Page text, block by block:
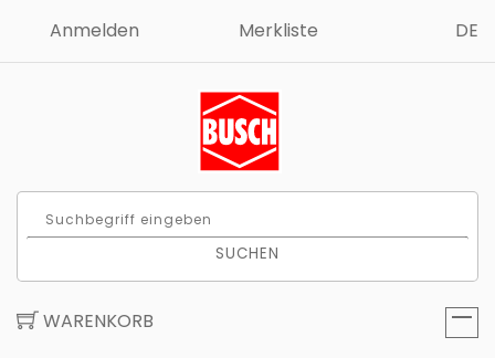
Anmelden Merkliste DE
SUCHEN
WARENKORB